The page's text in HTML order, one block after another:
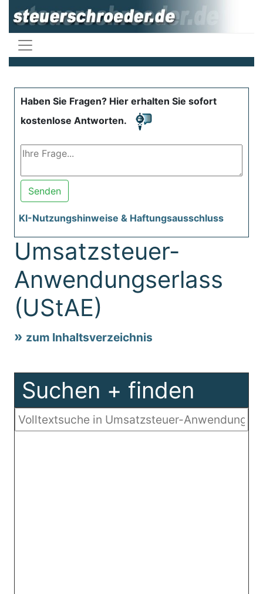
Haben Sie Fragen? Hier erhalten Sie sofort
kostenlose Antworten.
Senden
KI-Nutzungshinweise & Haftungsausschluss
Umsatzsteuer-
Anwendungserlass
(UStAE)
zum Inhaltsverzeichnis
Suchen + finden